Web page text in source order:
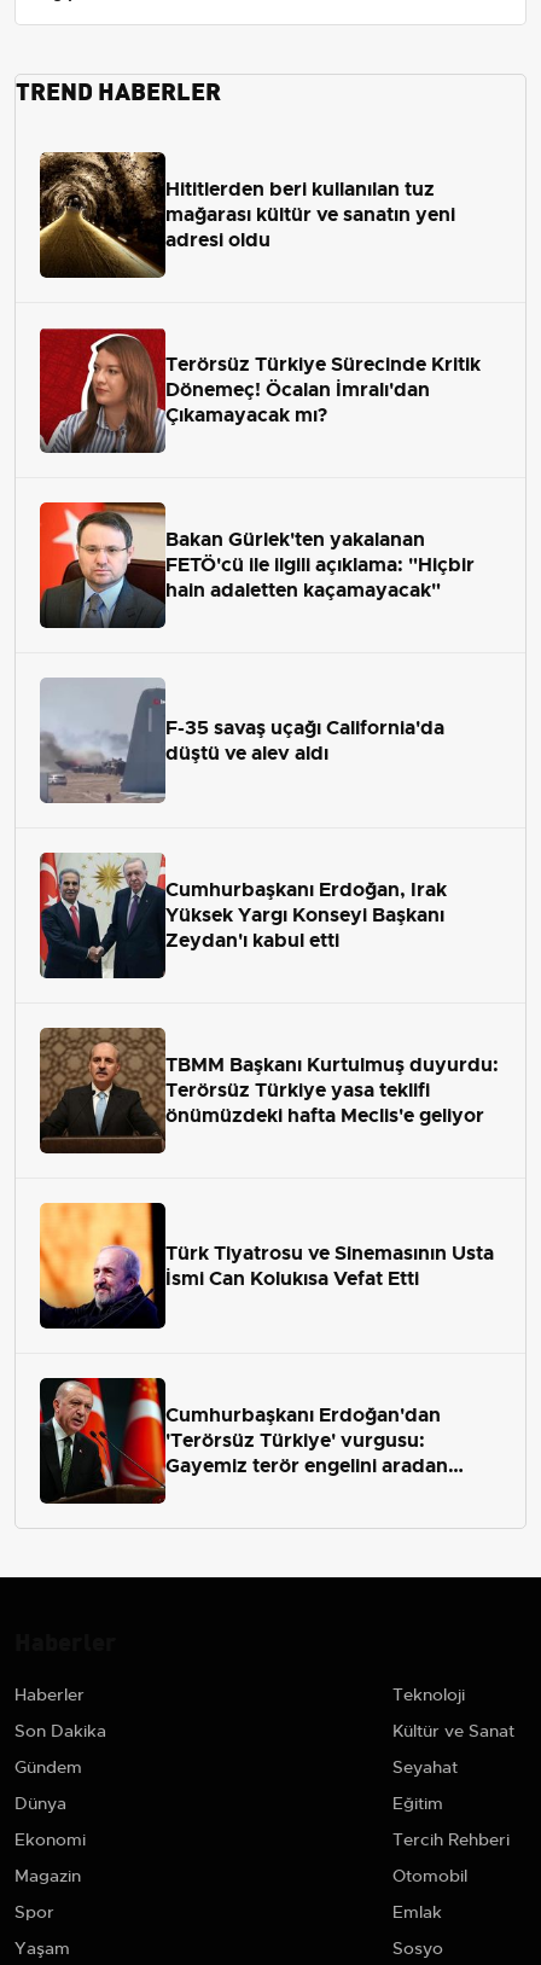
TREND HABERLER
Hititlerden beri kullanılan tuz
mağarası kültür ve sanatın yeni
adresi oldu
Terörsüz Türkiye Sürecinde Kritik
Dönemeç! Öcalan İmralı'dan
Çıkamayacak mı?
Bakan Gürlek'ten yakalanan
FETÖ'cü ile ilgili açıklama: "Hiçbir
hain adaletten kaçamayacak"
F-35 savaş uçağı California'da
düştü ve alev aldı
Cumhurbaşkanı Erdoğan, Irak
Yüksek Yargı Konseyi Başkanı
Zeydan'ı kabul etti
TBMM Başkanı Kurtulmuş duyurdu:
Terörsüz Türkiye yasa teklifi
önümüzdeki hafta Meclis'e geliyor
Türk Tiyatrosu ve Sinemasının Usta
İsmi Can Kolukısa Vefat Etti
Cumhurbaşkanı Erdoğan'dan
'Terörsüz Türkiye' vurgusu:
Gayemiz terör engelini aradan
Haberler
Son Dakika
Gündem
Dünya
Ekonomi
Magazin
Spor
Yaşam
Teknoloji
Kültür ve Sanat
Seyahat
Eğitim
Tercih Rehberi
Otomobil
Emlak
Sosyo